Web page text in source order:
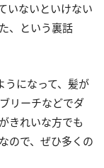
いないといけない
、という裏話
になって、髪が
リーチなどでダ
きれいな方でも
ので、ぜひ多くの